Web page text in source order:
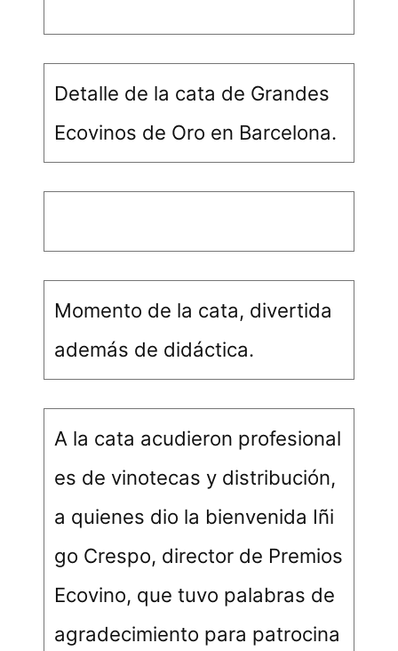
Detalle de la cata de Grandes
Ecovinos de Oro en Barcelona.
Momento de la cata, divertida
además de didáctica.
A la cata acudieron profesional
es de vinotecas y distribución,
a quienes dio la bienvenida Iñi
go Crespo, director de Premios
Ecovino, que tuvo palabras de
agradecimiento para patrocina